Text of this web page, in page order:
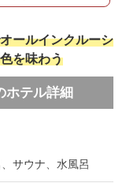
ールインクルーシ
を味わう
ホテル詳細
サウナ、水風呂